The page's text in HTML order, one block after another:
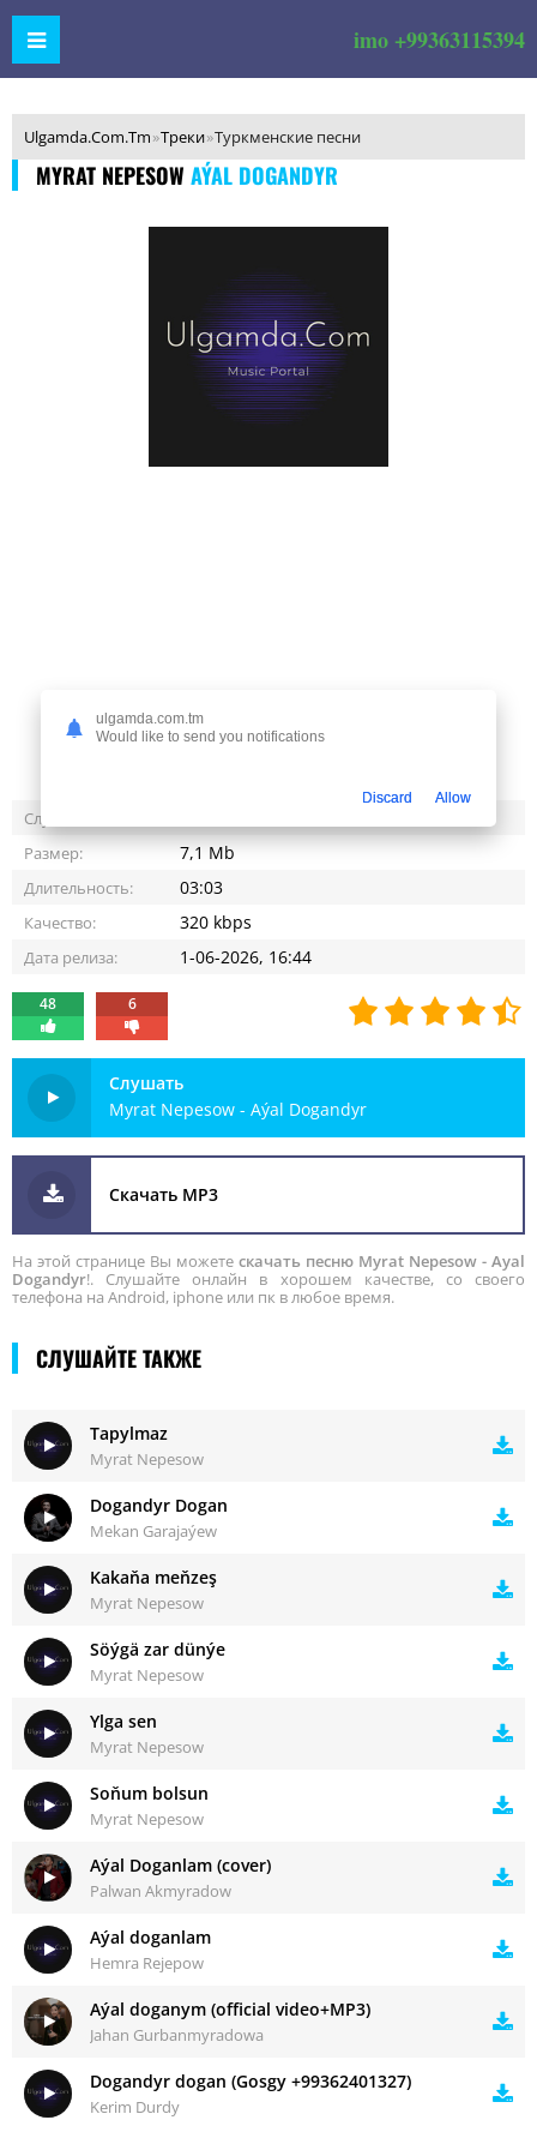
imo +99363115394
Ulgamda.Com.Tm»Треки»Туркменские песни
MYRAT NEPESOW AÝAL DOGANDYR
Слушали:
Размер: 7,1 Mb
Длительность: 03:03
Качество: 320 kbps
Дата релиза: 1-06-2026, 16:44
48 6
Слушать
Myrat Nepesow - Aýal Dogandyr
Скачать MP3
На этой странице Вы можете скачать песню Myrat Nepesow - Ayal
Dogandyr!. Слушайте онлайн в хорошем качестве, со своего
телефона на Android, iphone или пк в любое время.
СЛУШАЙТЕ ТАКЖЕ
Tapylmaz
Myrat Nepesow
Dogandyr Dogan
Mekan Garajaýew
Kakaňa meňzeş
Myrat Nepesow
Söýgä zar dünýe
Myrat Nepesow
Ylga sen
Myrat Nepesow
Soňum bolsun
Myrat Nepesow
Aýal Doganlam (cover)
Palwan Akmyradow
Aýal doganlam
Hemra Rejepow
Aýal doganym (official video+MP3)
Jahan Gurbanmyradowa
Dogandyr dogan (Gosgy +99362401327)
Kerim Durdy
ulgamda.com.tm
Would like to send you notifications
Discard Allow